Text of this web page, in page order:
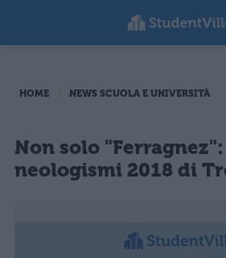
HOME NEWS SCUOLA E UNIVERSITÀ
Non solo
neologismi 2018 di